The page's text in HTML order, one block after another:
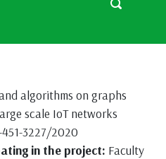
algorithms on graphs
scale IoT networks
451-3227/2020
in the project: Faculty